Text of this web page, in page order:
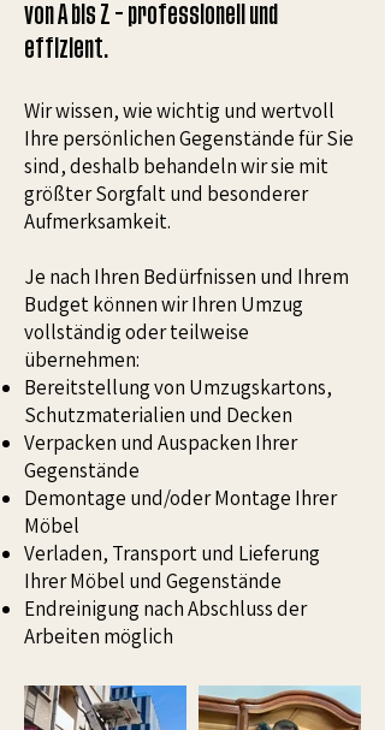
von A bis Z – professionell und
effizient.
Wir wissen, wie wichtig und wertvoll
Ihre persönlichen Gegenstände für Sie
sind, deshalb behandeln wir sie mit
größter Sorgfalt und besonderer
Aufmerksamkeit.
Je nach Ihren Bedürfnissen und Ihrem
Budget können wir Ihren Umzug
vollständig oder teilweise
übernehmen:
Bereitstellung von Umzugskartons,
Schutzmaterialien und Decken
Verpacken und Auspacken Ihrer
Gegenstände
Demontage und/oder Montage Ihrer
Möbel
Verladen, Transport und Lieferung
Ihrer Möbel und Gegenstände
Endreinigung nach Abschluss der
Arbeiten möglich